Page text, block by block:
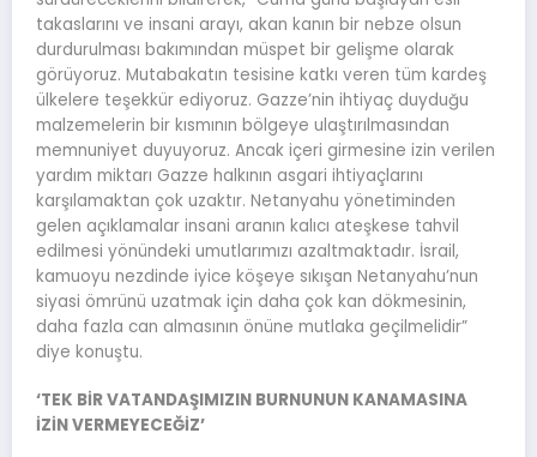
takaslarını ve insani arayı, akan kanın bir nebze olsun
durdurulması bakımından müspet bir gelişme olarak
görüyoruz. Mutabakatın tesisine katkı veren tüm kardeş
ülkelere teşekkür ediyoruz. Gazze’nin ihtiyaç duyduğu
malzemelerin bir kısmının bölgeye ulaştırılmasından
memnuniyet duyuyoruz. Ancak içeri girmesine izin verilen
yardım miktarı Gazze halkının asgari ihtiyaçlarını
karşılamaktan çok uzaktır. Netanyahu yönetiminden
gelen açıklamalar insani aranın kalıcı ateşkese tahvil
edilmesi yönündeki umutlarımızı azaltmaktadır. İsrail,
kamuoyu nezdinde iyice köşeye sıkışan Netanyahu’nun
siyasi ömrünü uzatmak için daha çok kan dökmesinin,
daha fazla can almasının önüne mutlaka geçilmelidir”
diye konuştu.
‘TEK BİR VATANDAŞIMIZIN BURNUNUN KANAMASINA
İZİN VERMEYECEĞİZ’